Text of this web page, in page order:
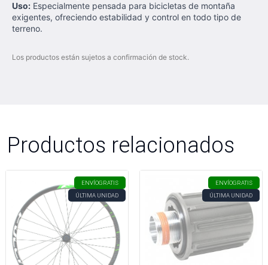
Uso: Especialmente pensada para bicicletas de montaña
exigentes, ofreciendo estabilidad y control en todo tipo de
terreno.
Los productos están sujetos a confirmación de stock.
Productos relacionados
ENVÍOGRATIS
ÚLTIMA UNIDAD
ENVÍOGRATIS
ÚLTIMA UNIDAD